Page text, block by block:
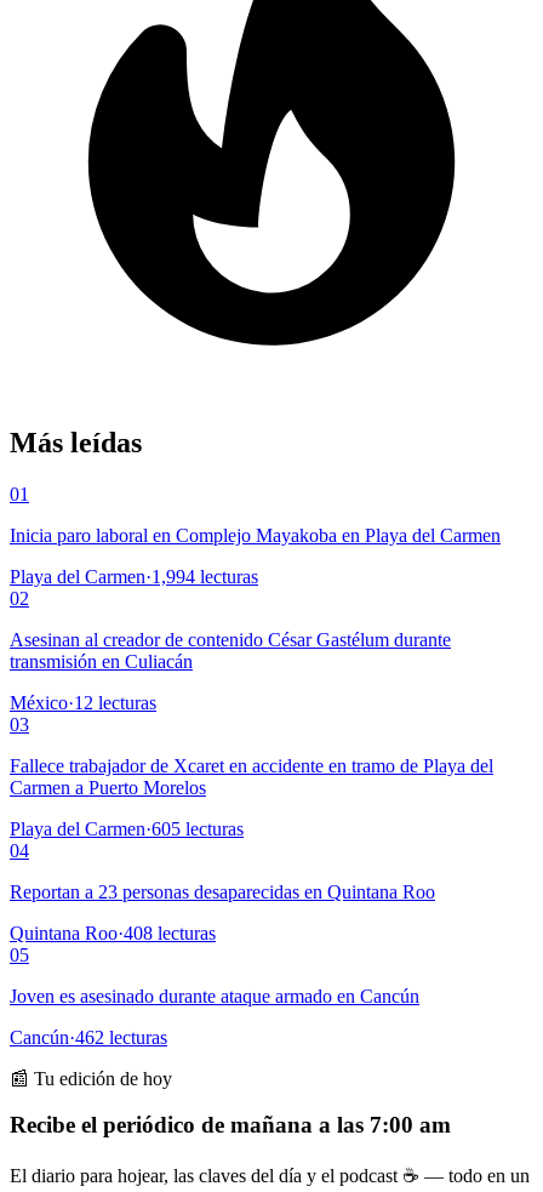
Más leídas
01
Inicia paro laboral en Complejo Mayakoba en Playa del Carmen
Playa del Carmen·1,994 lecturas
02
Asesinan al creador de contenido César Gastélum durante
transmisión en Culiacán
México·12 lecturas
03
Fallece trabajador de Xcaret en accidente en tramo de Playa del
Carmen a Puerto Morelos
Playa del Carmen·605 lecturas
04
Reportan a 23 personas desaparecidas en Quintana Roo
Quintana Roo·408 lecturas
05
Joven es asesinado durante ataque armado en Cancún
Cancún·462 lecturas
📰 Tu edición de hoy
Recibe el periódico de mañana a las 7:00 am
El diario para hojear, las claves del día y el podcast ☕ — todo en un